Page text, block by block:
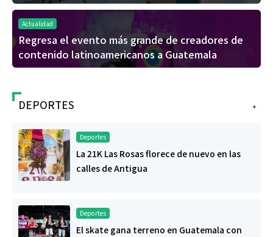
Actualidad
Regresa el evento más grande de creadores de
contenido latinoamericanos a Guatemala
+
DEPORTES
Deportes
La 21K Las Rosas florece de nuevo en las
calles de Antigua
Deportes
El skate gana terreno en Guatemala con